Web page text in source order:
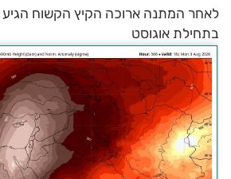
לאחר המתנה ארוכה הקיץ הקשוח הגיע
בתחילת אוגוסט